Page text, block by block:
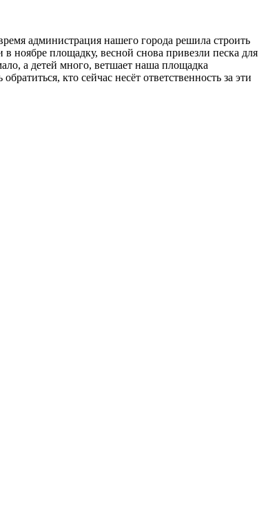
администрация нашего города решила строить
ноябре площадку, весной снова привезли песка для
а детей много, ветшает наша площадка
кто сейчас несёт ответственность за эти